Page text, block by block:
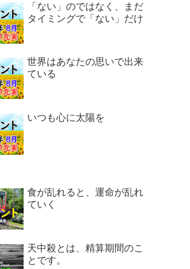
「ない」のではなく、まだ
タイミングで「ない」だけ
世界はあなたの思いで出来
ている
いつも心に太陽を
食が乱れると、運命が乱れ
ていく
天中殺とは、精算期間のこ
とです。